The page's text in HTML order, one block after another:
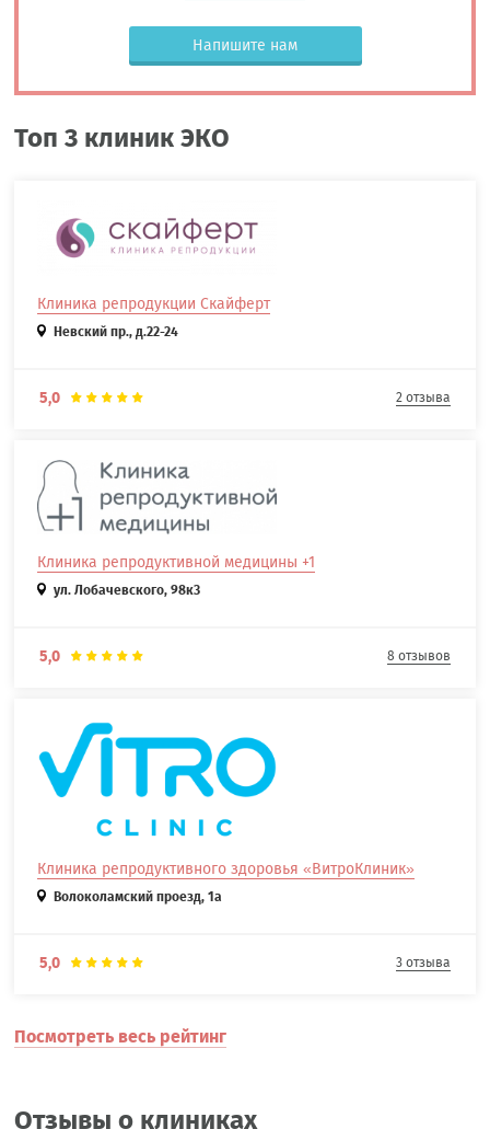
Напишите нам
Топ 3 клиник ЭКО
Клиника репродукции Скайферт
Невский пр., д.22-24
5,0 2 отзыва
Клиника репродуктивной медицины +1
ул. Лобачевского, 98к3
5,0 8 отзывов
Клиника репродуктивного здоровья «ВитроКлиник»
Волоколамский проезд, 1а
5,0 3 отзыва
Посмотреть весь рейтинг
Отзывы о клиниках